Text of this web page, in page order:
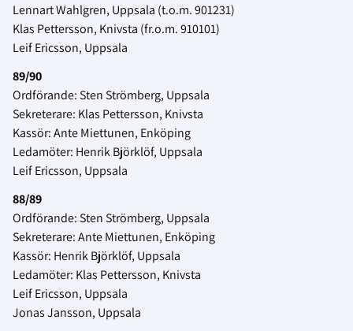
Lennart Wahlgren, Uppsala (t.o.m. 901231)
Klas Pettersson, Knivsta (fr.o.m. 910101)
Leif Ericsson, Uppsala
89/90
Ordförande: Sten Strömberg, Uppsala
Sekreterare: Klas Pettersson, Knivsta
Kassör: Ante Miettunen, Enköping
Ledamöter: Henrik Björklöf, Uppsala
Leif Ericsson, Uppsala
88/89
Ordförande: Sten Strömberg, Uppsala
Sekreterare: Ante Miettunen, Enköping
Kassör: Henrik Björklöf, Uppsala
Ledamöter: Klas Pettersson, Knivsta
Leif Ericsson, Uppsala
Jonas Jansson, Uppsala